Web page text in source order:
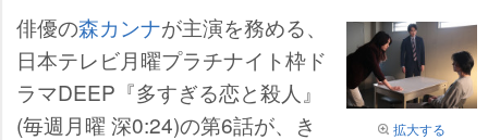
拡大する
俳優の森カンナが主演を務める、
日本テレビ月曜プラチナイト枠ド
ラマDEEP『多すぎる恋と殺人』
(毎週月曜 深0:24)の第6話が、き